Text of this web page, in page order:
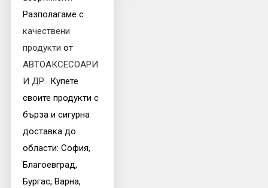
Разполагаме с
качествени
продукти от
АВТОАКСЕСОАРИ
И ДР.. Купете
своите продукти с
бърза и сигурна
доставка до
области: София,
Благоевград,
Бургас, Варна,